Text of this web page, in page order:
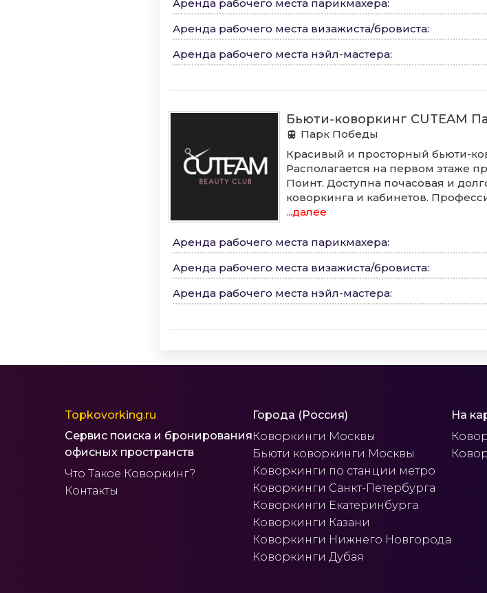
Аренда рабочего места парикмахера:
Аренда рабочего места визажиста/бровиста:
Аренда рабочего места нэйл-мастера:
Бьюти-коворкинг CUTEAM
Парк Победы
Красивый и просторный бьюти-
Располагается на первом этаже
Поинт. Доступна почасовая и
коворкинга и кабинетов.
...далее
Аренда рабочего места парикмахера:
Аренда рабочего места визажиста/бровиста:
Аренда рабочего места нэйл-мастера:
Topkovorking.ru
Сервис поиска и бронирования
офисных пространств
Что Такое Коворкинг?
Контакты
Города (Россия)
Коворкинги Москвы
Бьюти коворкинги Москвы
Коворкинги по станции метро
Коворкинги Санкт-Петербурга
Коворкинги Екатеринбурга
Коворкинги Казани
Коворкинги Нижнего Новгорода
Коворкинги Дубая
На